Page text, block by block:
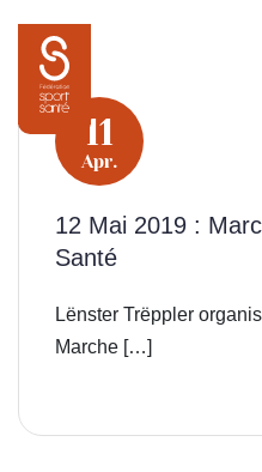
11
Apr.
12 Mai 2019 :
Santé
Lënster Trëppler
Marche […]